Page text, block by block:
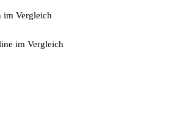
im Vergleich
im Vergleich